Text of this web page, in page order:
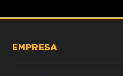
EMPRESA